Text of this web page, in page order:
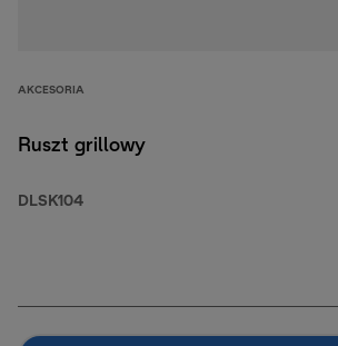
AKCESORIA
Ruszt grillowy
DLSK104